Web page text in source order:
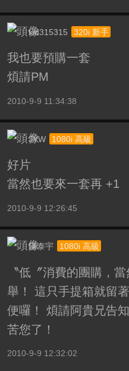
kid315315 320i 新手
我也要預購一套
煩請PM
2010-9-9 11:34:38
JYW 1080i 高級
好片
當然也要來一套再 +1
2010-9-9 12:26:45
陳泰宇 1080i 高級
〝低〞消費的團購，
舉！
這只手提箱就留
便囉！
煩請阿貴兄告
苦您了！
2010-9-9 12:32:02